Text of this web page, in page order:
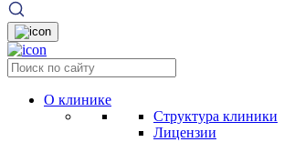
О клинике
Структура клиники
Лицензии